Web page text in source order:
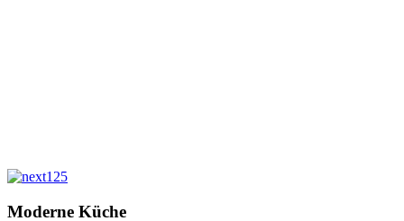
Moderne Küche